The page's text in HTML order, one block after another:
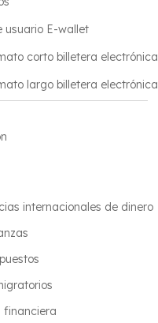
usuario E-wallet
corto billetera electrónica
largo billetera electrónica
internacionales de dinero
financiera